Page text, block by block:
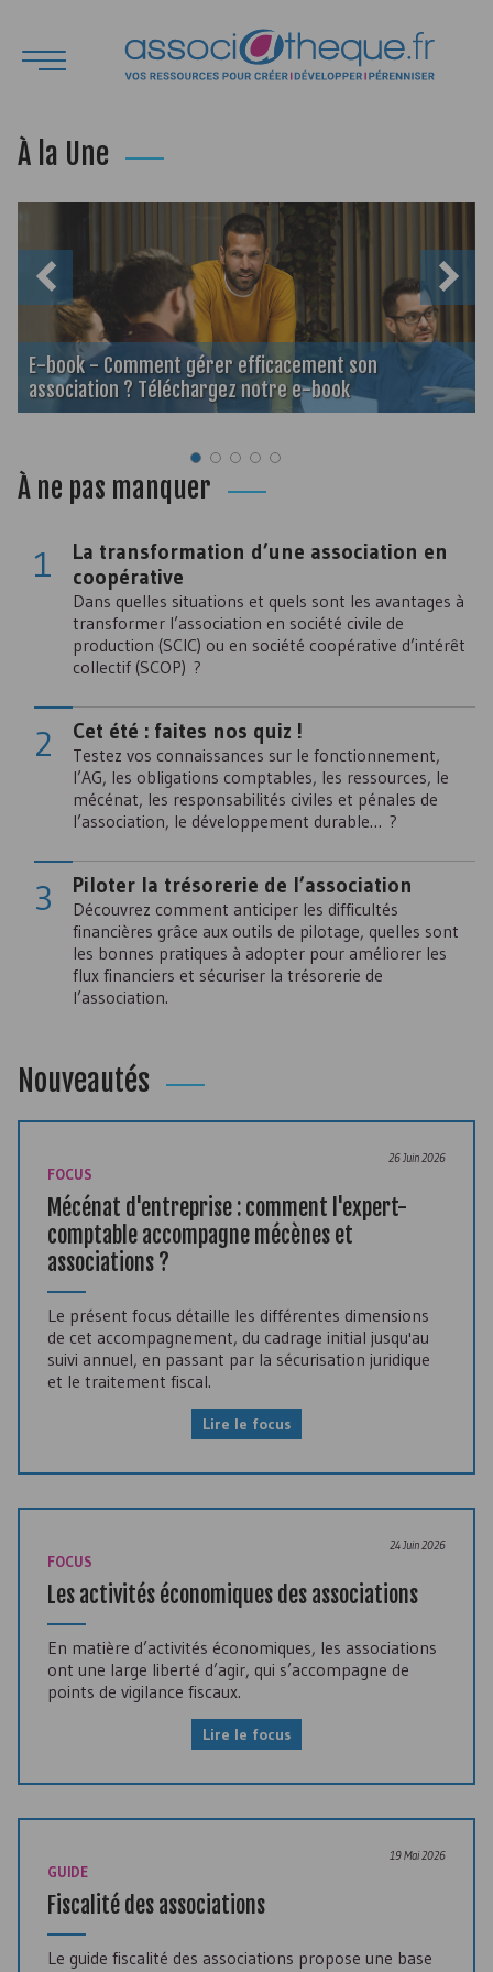
À la Une
E-book - Comment gérer efficacement son
association ? Téléchargez notre e-book
À ne pas manquer
La transformation d’une association en
coopérative
Dans quelles situations et quels sont les avantages à
transformer l’association en société civile de
production (SCIC) ou en société coopérative d’intérêt
collectif (SCOP) ?
Cet été : faites nos quiz !
Testez vos connaissances sur le fonctionnement,
l’AG, les obligations comptables, les ressources, le
mécénat, les responsabilités civiles et pénales de
l’association, le développement durable… ?
Piloter la trésorerie de l’association
Découvrez comment anticiper les difficultés
financières grâce aux outils de pilotage, quelles sont
les bonnes pratiques à adopter pour améliorer les
flux financiers et sécuriser la trésorerie de
l’association.
Nouveautés
26 Juin 2026
FOCUS
Mécénat d'entreprise : comment l'expert-
comptable accompagne mécènes et
associations ?
Le présent focus détaille les différentes dimensions
de cet accompagnement, du cadrage initial jusqu'au
suivi annuel, en passant par la sécurisation juridique
et le traitement fiscal.
Lire le focus
24 Juin 2026
FOCUS
Les activités économiques des associations
En matière d’activités économiques, les associations
ont une large liberté d’agir, qui s’accompagne de
points de vigilance fiscaux.
Lire le focus
19 Mai 2026
GUIDE
Fiscalité des associations
Le guide fiscalité des associations propose une base